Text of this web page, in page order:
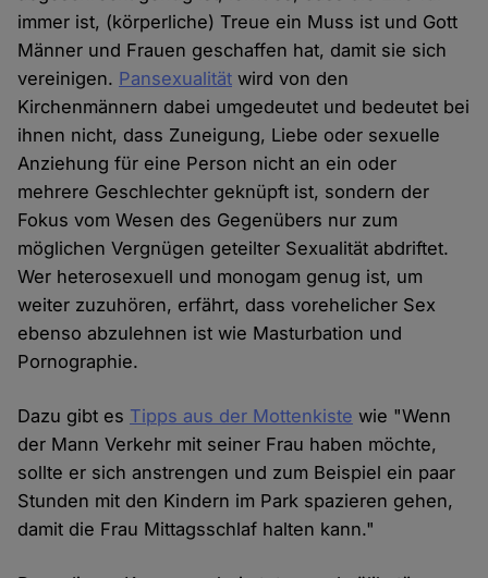
immer ist, (körperliche) Treue ein Muss ist und Gott
Männer und Frauen geschaffen hat, damit sie sich
vereinigen. Pansexualität wird von den
Kirchenmännern dabei umgedeutet und bedeutet bei
ihnen nicht, dass Zuneigung, Liebe oder sexuelle
Anziehung für eine Person nicht an ein oder
mehrere Geschlechter geknüpft ist, sondern der
Fokus vom Wesen des Gegenübers nur zum
möglichen Vergnügen geteilter Sexualität abdriftet.
Wer heterosexuell und monogam genug ist, um
weiter zuzuhören, erfährt, dass vorehelicher Sex
ebenso abzulehnen ist wie Masturbation und
Pornographie.
Dazu gibt es Tipps aus der Mottenkiste wie "Wenn
der Mann Verkehr mit seiner Frau haben möchte,
sollte er sich anstrengen und zum Beispiel ein paar
Stunden mit den Kindern im Park spazieren gehen,
damit die Frau Mittagsschlaf halten kann."